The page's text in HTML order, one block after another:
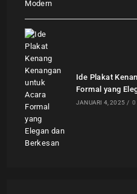
Ide Plakat
Formal yang
JANUARI 4, 2025 / 0